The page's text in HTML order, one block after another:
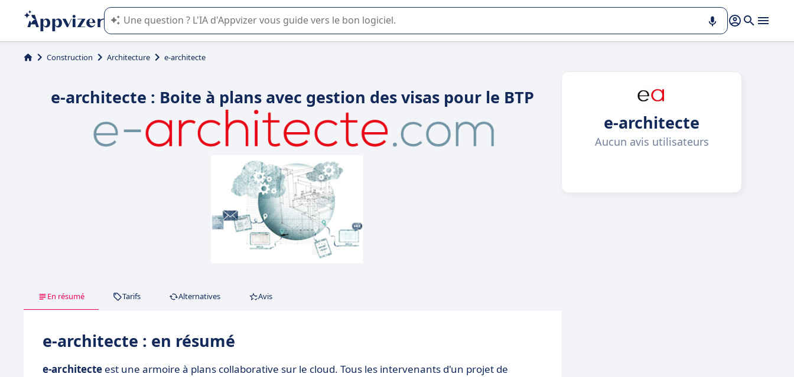
L'IA de Appvizer vous guide dans l'utilisation ou la sélection de logiciel SaaS en entreprise.
Construction Architecture e-architecte
e-architecte : Boite à plans avec gestion des visas pour le BTP
En résumé Tarifs Alternatives Avis
e-architecte : en résumé
e-architecte est une armoire à plans collaborative sur le cloud. Tous les intervenants d'un projet de
e-architecte
Aucun avis utilisateurs